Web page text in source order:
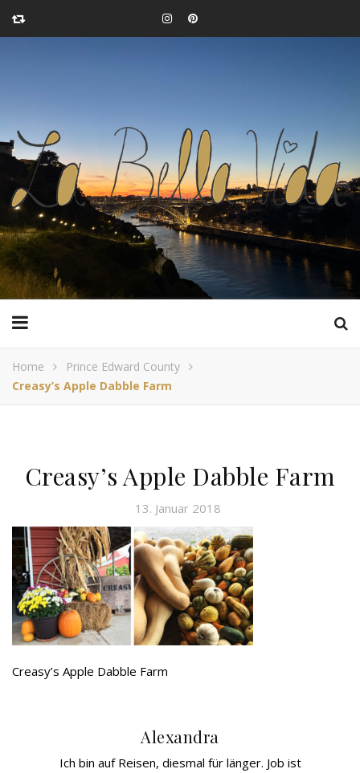
Home
Prince Edward County
Creasy’s Apple Dabble Farm
Creasy’s Apple Dabble Farm
13. Januar 2018
Creasy’s Apple Dabble Farm
Alexandra
Ich bin auf Reisen, diesmal für länger. Job ist